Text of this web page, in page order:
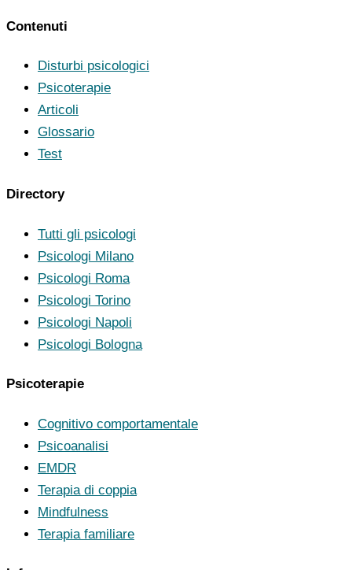
Contenuti
Disturbi psicologici
Psicoterapie
Articoli
Glossario
Test
Directory
Tutti gli psicologi
Psicologi Milano
Psicologi Roma
Psicologi Torino
Psicologi Napoli
Psicologi Bologna
Psicoterapie
Cognitivo comportamentale
Psicoanalisi
EMDR
Terapia di coppia
Mindfulness
Terapia familiare